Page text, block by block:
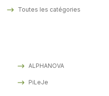
ALPHANOVA
PiLeJe
Toutes les catégories